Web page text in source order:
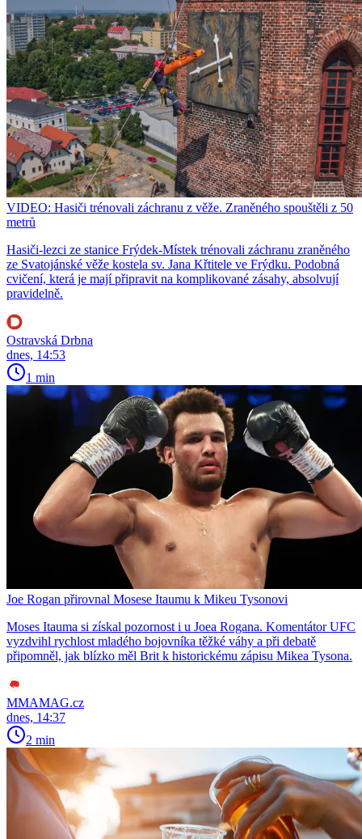
VIDEO: Hasiči trénovali záchranu z věže. Zraněného spouštěli z 50
metrů
Hasiči-lezci ze stanice Frýdek-Místek trénovali záchranu zraněného
ze Svatojánské věže kostela sv. Jana Křtitele ve Frýdku. Podobná
cvičení, která je mají připravit na komplikované zásahy, absolvují
pravidelně.
Ostravská Drbna
dnes, 14:53
1 min
Joe Rogan přirovnal Mosese Itaumu k Mikeu Tysonovi
Moses Itauma si získal pozornost i u Joea Rogana. Komentátor UFC
vyzdvihl rychlost mladého bojovníka těžké váhy a při debatě
připomněl, jak blízko měl Brit k historickému zápisu Mikea Tysona.
MMAMAG.cz
dnes, 14:37
2 min